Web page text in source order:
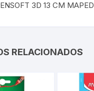
3D 13 CM MAPED
RELACIONADOS